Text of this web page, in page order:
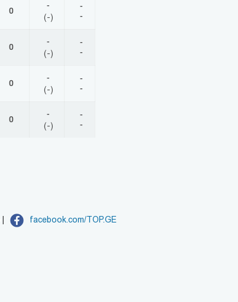
0
-
(-)
-
-
0
-
(-)
-
-
0
-
(-)
-
-
0
-
(-)
-
-
facebook.com/TOP.GE